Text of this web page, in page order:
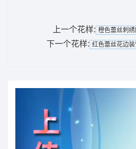
上一个花样: 橙色蕾丝刺
下一个花样: 红色蕾丝花边